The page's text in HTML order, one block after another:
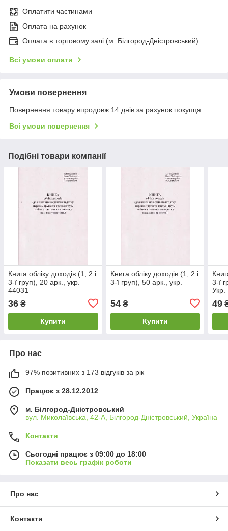
Оплатити частинами
Оплата на рахунок
Оплата в торговому залі (м. Білгород-Дністровський)
Всі умови оплати
Умови повернення
Повернення товару впродовж 14 днів за рахунок покупця
Всі умови повернення
Подібні товари компанії
Книга обліку доходів (1, 2 і
3-ї груп), 20 арк., укр.
44031
36 ₴
Купити
Книга обліку доходів (1, 2 і
3-ї груп), 50 арк., укр.
54₴
Купити
3-ї
Укр.
49
Про нас
97% позитивних з 173 відгуків за рік
Працює з 28.12.2012
м. Білгород-Дністровський
вул. Миколаївська, 42-А, Білгород-Дністровський, Україна
Контакти
Сьогодні працює з 09:00 до 18:00
Показати весь графік роботи
Про нас
Контакти